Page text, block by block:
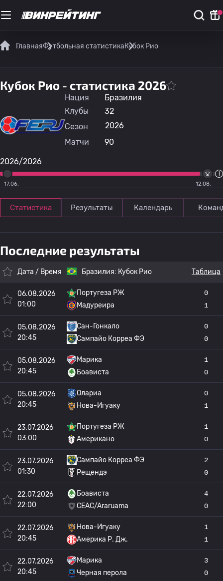
ГлавнаяФутбольная статистикаКубок Рио
Кубок Рио - статистика 2026
2026/2026
12.08.
17.06.
Нация
Бразилия
Клубы
32
Сезон
2026
Матчи
90
Статистика Результаты Календарь
Последние результаты
Дата / Время Бразилия: Кубок Рио Таблица
06.08.2026
01:00
Португеза РЖ
Мадуреира
0
1
05.08.2026
20:45
Сан-Гонкало
Сампайо Корреа ФЭ
0
0
05.08.2026
20:45
Марика
Боависта
1
0
05.08.2026
20:45
Олариа
Нова-Игуаку
0
1
23.07.2026
03:00
Португеза РЖ
Американо
1
0
23.07.2026
01:30
Сампайо Корреа ФЭ
Рещендэ
2
0
22.07.2026
22:00
Боависта
CEAC/Araruama
4
0
22.07.2026
20:45
Нова-Игуаку
Америка Р. Дж.
1
1
22.07.2026
20:45
Марика
Черная перола
3
0